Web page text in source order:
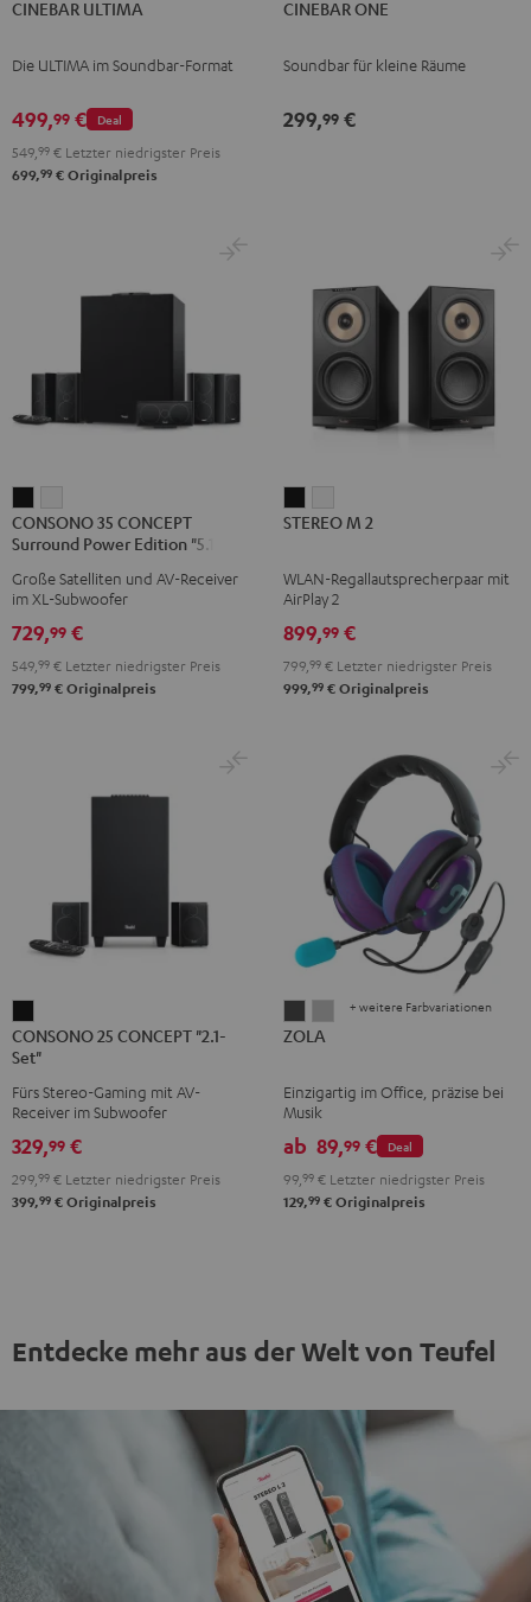
ULTIMAULTIMA
CINEBAR ULTIMA
Die ULTIMA im Soundbar-Format
Deal
499,99 €
549, 99 € Letzter niedrigster Preis
699,99 € Originalpreis
ONEONE
CINEBAR ONE
Soundbar für kleine Räume
299,99 €
35
CONCEPT
Surround
Edition
"5.1-
Set"
35
CONCEPT
Surround
Edition
"5.1-
Set"
CONSONO 35 CONCEPT
Surround Power Edition "5.1-
Große Satelliten und AV-Receiver
im XL-Subwoofer
729,99 €
549, 99 € Letzter niedrigster Preis
799,99 € Originalpreis
M
Schwarz
M
Weiß
STEREO M 2
WLAN-Regallautsprecherpaar mit
AirPlay 2
899,99 €
799, 99 € Letzter niedrigster Preis
999,99 € Originalpreis
25
CONCEPT
"2.1-
Schwarz
CONSONO 25 CONCEPT "2.1-
Set"
Fürs Stereo-Gaming mit AV-
Receiver im Subwoofer
329,99 €
299, 99 € Letzter niedrigster Preis
399,99 € Originalpreis
Dark
ZOLA
+ weitere Farbvariationen
ZOLA
Einzigartig im Office, präzise bei
Musik
Deal
ab 89,99 €
99, 99 € Letzter niedrigster Preis
129,99 € Originalpreis
Entdecke mehr aus der Welt von Teufel